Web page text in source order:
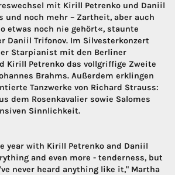
mit Kirill Petrenko und Daniil
und noch mehr – Zartheit, aber auch
etwas noch nie gehört«, staunte
Daniil Trifonov. Im Silvesterkonzert
Starpianist mit den Berliner
Kirill Petrenko das vollgriffige Zweite
Brahms. Außerdem erklingen
Tanzwerke von Richard Strauss:
dem Rosenkavalier sowie Salomes
Sinnlichkeit.
year with Kirill Petrenko and Daniil
and even more - tenderness, but
never heard anything like it," Martha